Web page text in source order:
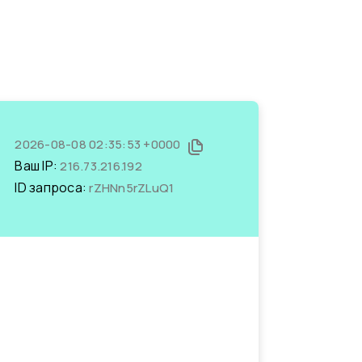
2026-08-08 02:35:53 +0000
Ваш IP:216.73.216.192
ID запроса:rZHNn5rZLuQ1